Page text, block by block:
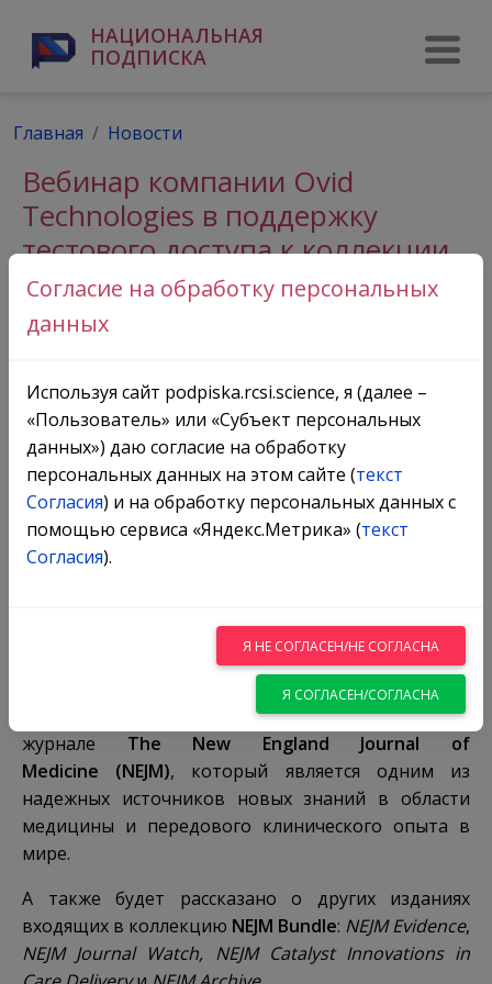
НАЦИОНАЛЬНАЯ
ПОДПИСКА
Главная Новости
Вебинар компании Ovid
Technologies в поддержку
тестового доступа к коллекции
журналов New England Journal
of Medicine Bundle
The New England Journal of
На вебинаре будет подробно рассказано о
журнале The New England Journal of
Medicine (NEJM), который является одним из
надежных источников новых знаний в области
медицины и передового клинического опыта в
мире.
А также будет рассказано о других изданиях
входящих в коллекцию NEJM Bundle: NEJM Evidence,
NEJM Journal Watch, NEJM Catalyst Innovations in
Согласие на обработку персональных
данных
Используя сайт podpiska.rcsi.science, я (далее –
«Пользователь» или «Субъект персональных
данных») даю согласие на обработку
персональных данных на этом сайте (текст
Согласия) и на обработку персональных данных с
помощью сервиса «Яндекс.Метрика» (текст
Согласия).
Я НЕ СОГЛАСЕН/НЕ СОГЛАСНА
Я СОГЛАСЕН/СОГЛАСНА